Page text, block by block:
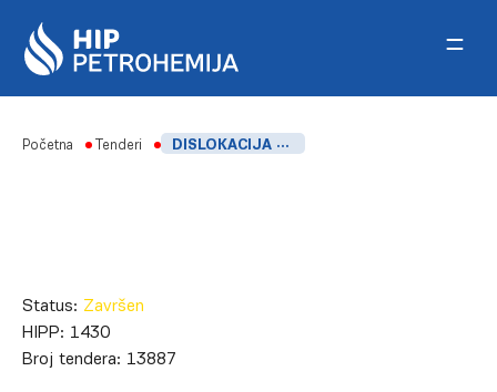
Početna Tenderi DISLOKACIJA GOTOVE ROBE (HIP-PETROHEMIJA, SPECIJALNA LUKA I LUKA DUNAV I FABRIKA PETROPLAST)
Status: Završen
HIPP: 1430
Broj tendera: 13887